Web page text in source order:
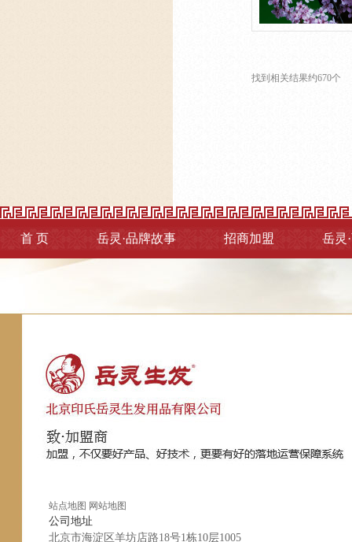
找到相关结果约670个
首 页 岳灵·品牌故事 招商加盟 岳灵
站点地图 网站地图
公司地址
北京市海淀区羊坊店路18号1栋10层1005